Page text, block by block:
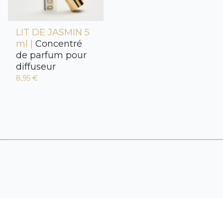
LIT DE JASMIN 5
ml | Concentré
de parfum pour
diffuseur
8,95 €